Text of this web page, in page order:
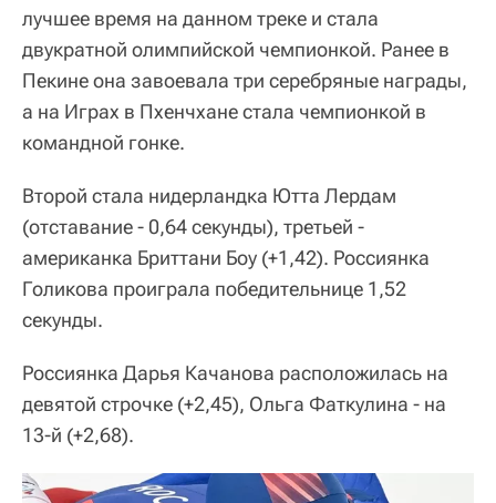
лучшее время на данном треке и стала
двукратной олимпийской чемпионкой. Ранее в
Пекине она завоевала три серебряные награды,
а на Играх в Пхенчхане стала чемпионкой в
командной гонке.
Второй стала нидерландка Ютта Лердам
(отставание - 0,64 секунды), третьей -
американка Бриттани Боу (+1,42). Россиянка
Голикова проиграла победительнице 1,52
секунды.
Россиянка Дарья Качанова расположилась на
девятой строчке (+2,45), Ольга Фаткулина - на
13-й (+2,68).